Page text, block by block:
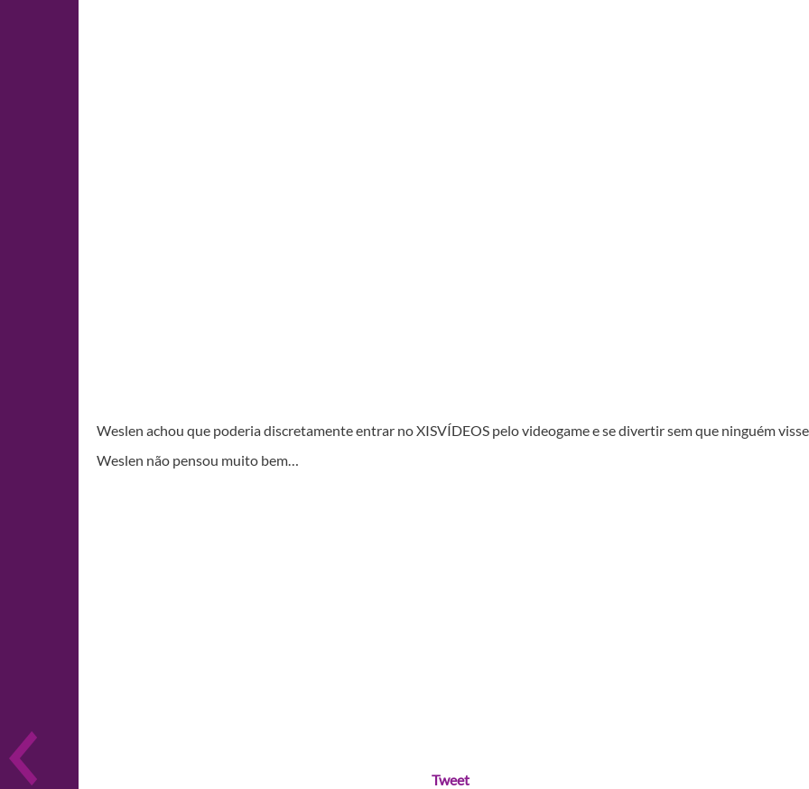
Weslen achou que poderia discretamente entrar no XISVÍDEOS pelo videogame e se divertir sem que ninguém
Weslen não pensou muito bem…
Tweet